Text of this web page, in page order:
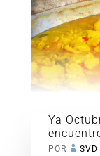
Ya
POR SVD